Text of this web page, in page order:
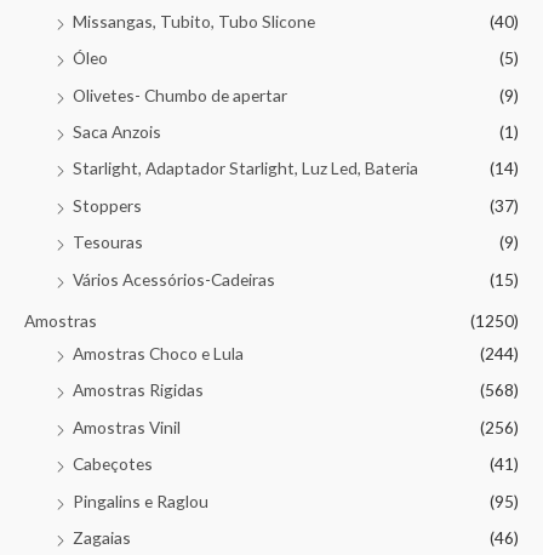
Missangas, Tubito, Tubo Slicone
(40)
Óleo
(5)
Olivetes- Chumbo de apertar
(9)
Saca Anzois
(1)
Starlight, Adaptador Starlight, Luz Led, Bateria
(14)
Stoppers
(37)
Tesouras
(9)
Vários Acessórios-Cadeiras
(15)
Amostras
(1250)
Amostras Choco e Lula
(244)
Amostras Rigidas
(568)
Amostras Vinil
(256)
Cabeçotes
(41)
Pingalins e Raglou
(95)
Zagaias
(46)